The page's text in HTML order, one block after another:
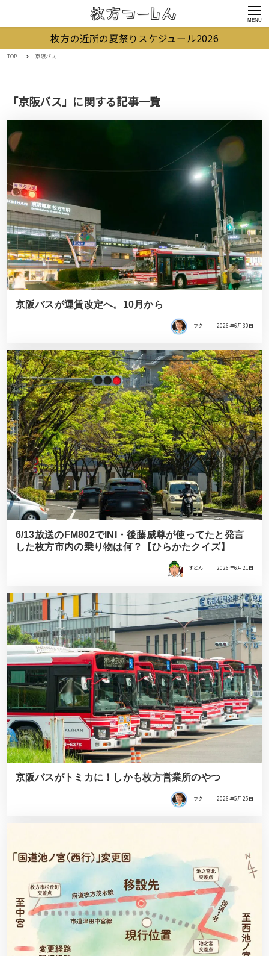
MENU
枚方の近所の夏祭りスケジュール2026
TOP 京阪バス
「京阪バス」に関する記事一覧
京阪バスが運賃改定へ。10月から
フク 2026年6月30日
6/13放送のFM802でINI・後藤威尊が使ってたと発言
した枚方市内の乗り物は何？【ひらかたクイズ】
すどん 2026年6月21日
京阪バスがトミカに！しかも枚方営業所のやつ
フク 2026年5月25日